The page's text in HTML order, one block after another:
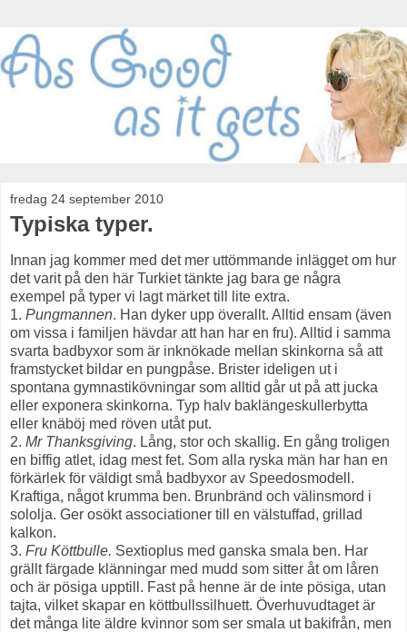
fredag 24 september 2010
Typiska typer.
Innan jag kommer med det mer uttömmande inlägget om hur
det varit på den här Turkiet tänkte jag bara ge några
exempel på typer vi lagt märket till lite extra.
1. Pungmannen. Han dyker upp överallt. Alltid ensam (även
om vissa i familjen hävdar att han har en fru). Alltid i samma
svarta badbyxor som är inknökade mellan skinkorna så att
framstycket bildar en pungpåse. Brister ideligen ut i
spontana gymnastikövningar som alltid går ut på att jucka
eller exponera skinkorna. Typ halv baklängeskullerbytta
eller knäböj med röven utåt put.
2. Mr Thanksgiving. Lång, stor och skallig. En gång troligen
en biffig atlet, idag mest fet. Som alla ryska män har han en
förkärlek för väldigt små badbyxor av Speedosmodell.
Kraftiga, något krumma ben. Brunbränd och välinsmord i
sololja. Ger osökt associationer till en välstuffad, grillad
kalkon.
3. Fru Köttbulle. Sextioplus med ganska smala ben. Har
grällt färgade klänningar med mudd som sitter åt om låren
och är pösiga upptill. Fast på henne är de inte pösiga, utan
tajta, vilket skapar en köttbullssilhuett. Överhuvudtaget är
det många lite äldre kvinnor som ser smala ut bakifrån, men